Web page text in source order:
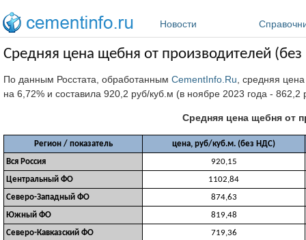
Новости
Средняя цена щебня от производителей
По данным Росстата, обработанным CementInfo.Ru , средняя
на 6,72% и составила 920,2 руб/куб.м (в ноябре 2023 года -
Средняя цена щебня от
Регион / показатель
цена, руб/куб.м. (без НДС)
Вся Россия
920,15
Центральный ФО
1102,84
Северо-Западный ФО
874,63
Южный ФО
819,48
Северо-Кавказский ФО
719,36